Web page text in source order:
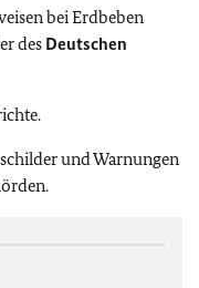
bei Erdbeben
des Deutschen
und Warnungen